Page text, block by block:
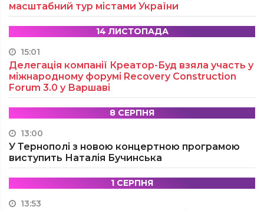
масштабний тур містами України
14 ЛИСТОПАДА
15:01
Делегація компанії Креатор-Буд взяла участь у
міжнародному форумі Recovery Construction
Forum 3.0 у Варшаві
8 СЕРПНЯ
13:00
У Тернополі з новою концертною програмою
виступить Наталія Бучинська
1 СЕРПНЯ
13:53